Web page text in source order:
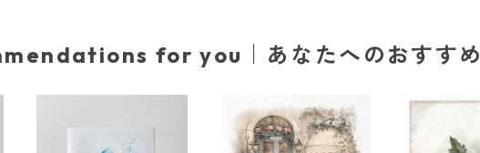
for you｜あなたへのおすすめ